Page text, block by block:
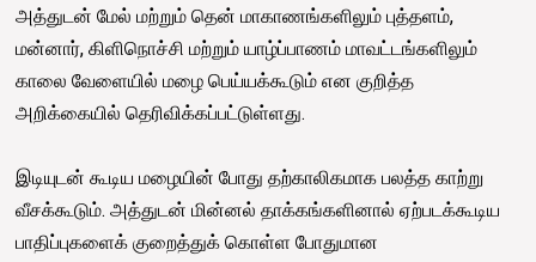
அத்துடன் மேல் மற்றும் தென் மாகாணங்களிலும் புத்தளம்,
மன்னார், கிளிநொச்சி மற்றும் யாழ்ப்பாணம் மாவட்டங்களிலும்
காலை வேளையில் மழை பெய்யக்கூடும் என குறித்த
அறிக்கையில் தெரிவிக்கப்பட்டுள்ளது.
இடியுடன் கூடிய மழையின் போது தற்காலிகமாக பலத்த காற்று
வீசக்கூடும். அத்துடன் மின்னல் தாக்கங்களினால் ஏற்படக்கூடிய
பாதிப்புகளைக் குறைத்துக் கொள்ள போதுமான